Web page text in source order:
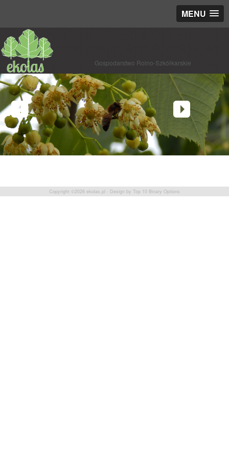
MENU
Gospodarstwo Rolno-Szkółkarskie
Copyright ©2026 ekolas.pl - Design by Top 10 Binary Options